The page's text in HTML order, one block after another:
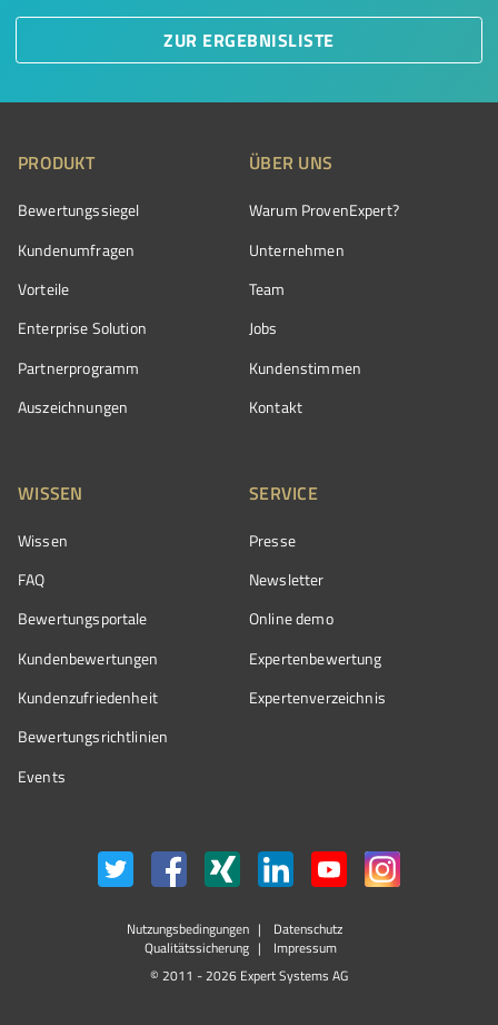
ZUR ERGEBNISLISTE
PRODUKT
Bewertungssiegel
Kundenumfragen
Vorteile
Enterprise Solution
Partnerprogramm
Auszeichnungen
ÜBER UNS
Warum ProvenExpert?
Unternehmen
Team
Jobs
Kundenstimmen
Kontakt
WISSEN
Wissen
FAQ
Bewertungsportale
Kundenbewertungen
Kundenzufriedenheit
Bewertungs­richtlinien
Events
SERVICE
Presse
Newsletter
Online demo
Expertenbewertung
Expertenverzeichnis
Nutzungsbedingungen
Datenschutz
Qualitätssicherung
Impressum
© 2011 - 2026 Expert Systems AG